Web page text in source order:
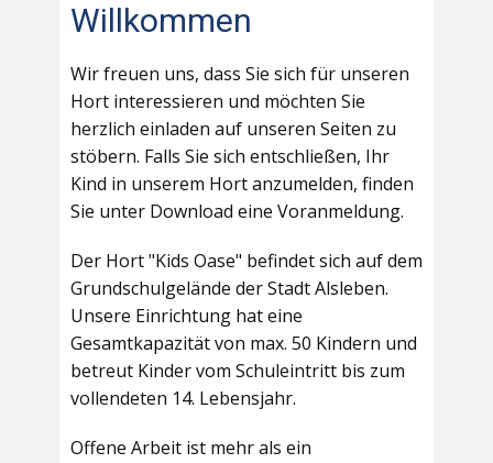
Willkommen
Wir freuen uns, dass Sie sich für unseren
Hort interessieren und möchten Sie
herzlich einladen auf unseren Seiten zu
stöbern. Falls Sie sich entschließen, Ihr
Kind in unserem Hort anzumelden, finden
Sie unter Download eine Voranmeldung.
Der Hort "Kids Oase" befindet sich auf dem
Grundschulgelände der Stadt Alsleben.
Unsere Einrichtung hat eine
Gesamtkapazität von max. 50 Kindern und
betreut Kinder vom Schuleintritt bis zum
vollendeten 14. Lebensjahr.
Offene Arbeit ist mehr als ein